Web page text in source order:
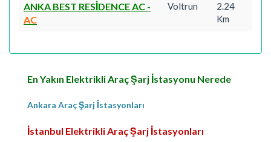
ANKA BEST RESİDENCE AC -
AC
Voltrun
2.24
Km
En Yakın Elektrikli Araç Şarj İstasyonu Nerede
Ankara Araç Şarj İstasyonları
İstanbul Elektrikli Araç Şarj İstasyonları